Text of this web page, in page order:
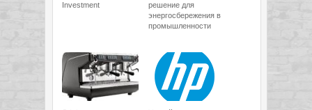
Investment
решение для
энергосбережения в
промышленности